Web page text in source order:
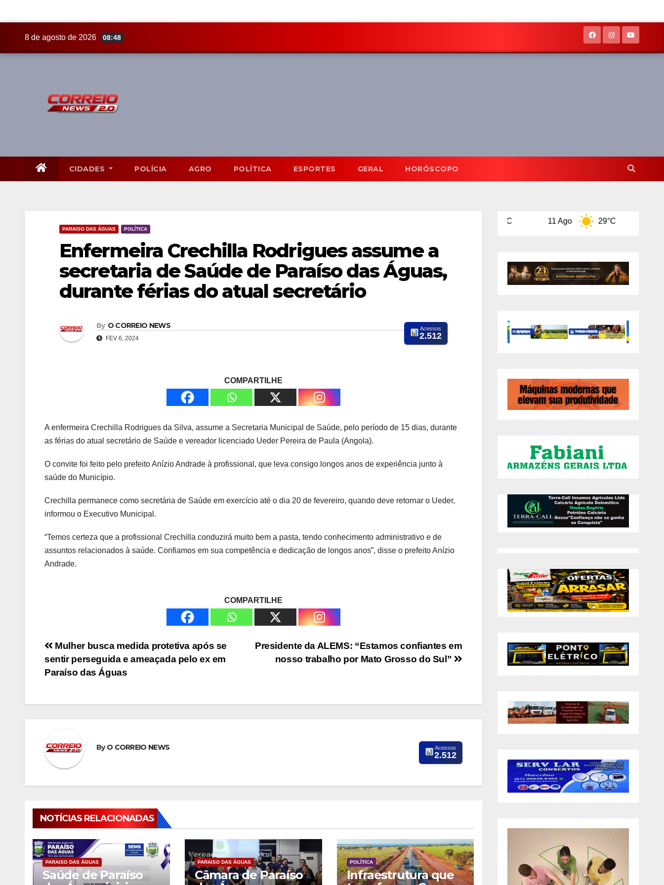
8 de agosto de 2026 08:48
CIDADES POLÍCIA AGRO POLÍTICA ESPORTES GERAL HORÓSCOPO
PARAISO DAS ÁGUAS POLÍTICA
Enfermeira Crechilla Rodrigues assume a
secretaria de Saúde de Paraíso das Águas,
durante férias do atual secretário
By O CORREIO NEWS
FEV 6, 2024
Acessos
2.512
COMPARTILHE
A enfermeira Crechilla Rodrigues da Silva, assume a Secretaria Municipal de Saúde, pelo período de 15 dias, durante
as férias do atual secretário de Saúde e vereador licenciado Ueder Pereira de Paula (Angola).
O convite foi feito pelo prefeito Anízio Andrade à profissional, que leva consigo longos anos de experiência junto à
saúde do Município.
Crechilla permanece como secretária de Saúde em exercício até o dia 20 de fevereiro, quando deve retornar o Ueder,
informou o Executivo Municipal.
“Temos certeza que a profissional Crechilla conduzirá muito bem a pasta, tendo conhecimento administrativo e de
assuntos relacionados à saúde. Confiamos em sua competência e dedicação de longos anos”, disse o prefeito Anízio
Andrade.
COMPARTILHE
Navegação
de
Presidente da ALEMS: “Estamos confiantes em
nosso trabalho por Mato Grosso do Sul”
Mulher busca medida protetiva após se
sentir perseguida e ameaçada pelo ex em
Paraíso das Águas
ByO CORREIO NEWS Acessos
2.512
NOTÍCIAS RELACIONADAS
PARAISO DAS ÁGUAS
Saúde de Paraíso
PARAISO DAS ÁGUAS
Câmara de Paraíso
POLÍTICA
Infraestrutura que
29°C